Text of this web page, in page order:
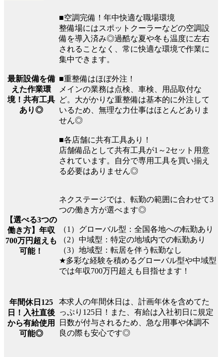
最新設備を備
えた作業環
境！共有工具
あり◎
■空調完備！年中快適な職場環境
整備場にはスポットクーラーなどの空調設
備を導入済み◎過酷な夏や冬も温度に左右
されることなく、常に快適な環境で作業に
集中できます。
■重整備はほぼ外注！
メインの業務は点検、車検、用品取付な
ど。大がかりな重整備は基本的に外注して
いるため、無理な力仕事はほとんどありま
せん◎
■各店舗に共有工具あり！
店舗備品として共有工具が1～2セット用意
されています。自分で専用工具を買い揃え
る必要はありません◎
【選べる3つの
働き方】年収
700万円超えも
可能！
ネクステージでは、転勤の範囲に合わせて3
つの働き方が選べます◎
（1）グローバル型：全国各地への転勤あり
（2）中域型：特定の地域内での転勤あり
（3）地域型：転居を伴う転勤なし
★多彩な経験を積めるグローバル型や中域型
では年収700万円超えも目指せます！
年間休日125
日！入社直後
から有給使用
可能◎
本求人の年間休日は、計画年休を含めてた
っぷり125日！また、有給は入社初日に規定
日数が付与されるため、急な用事や体調不
良の際も安心です◎